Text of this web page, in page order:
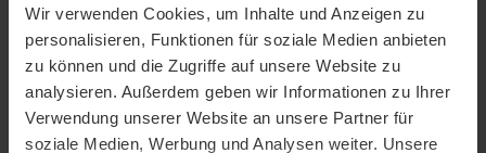
Wir verwenden Cookies, um Inhalte und Anzeigen zu
personalisieren, Funktionen für soziale Medien anbieten
zu können und die Zugriffe auf unsere Website zu
analysieren. Außerdem geben wir Informationen zu Ihrer
Verwendung unserer Website an unsere Partner für
soziale Medien, Werbung und Analysen weiter. Unsere
die revolutionären Produkte weiterhin die schwierigsten
Probleme in der Haarpflege. Zu den Hero-Produkten gehören
das meistverkaufte PhD Dry Shampoo und Thickening
Mousse.
wurde 2005 gegründet - Biotech-